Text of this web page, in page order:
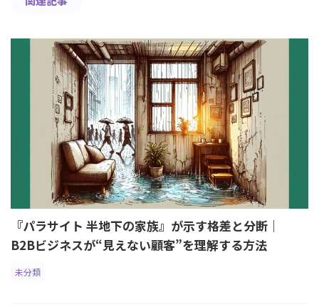
『パラサイト 半地下の家族』が示す格差と分断｜
B2Bビジネスが“見えない顧客”を理解する方法
未分類